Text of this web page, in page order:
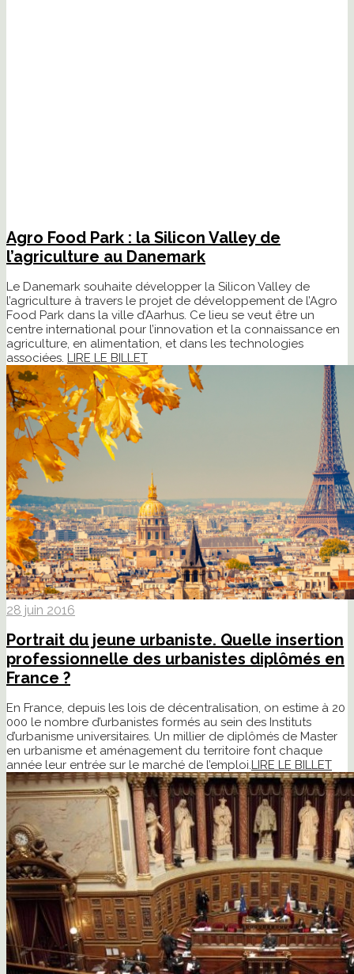
Agro Food Park : la Silicon Valley de
l’agriculture au Danemark
Le Danemark souhaite développer la Silicon Valley de
l’agriculture à travers le projet de développement de l’Agro
Food Park dans la ville d’Aarhus. Ce lieu se veut être un
centre international pour l’innovation et la connaissance en
agriculture, en alimentation, et dans les technologies
associées. LIRE LE BILLET
28 juin 2016
Portrait du jeune urbaniste. Quelle insertion
professionnelle des urbanistes diplômés en
France ?
En France, depuis les lois de décentralisation, on estime à 20
000 le nombre d’urbanistes formés au sein des Instituts
d’urbanisme universitaires. Un millier de diplômés de Master
en urbanisme et aménagement du territoire font chaque
année leur entrée sur le marché de l’emploi.LIRE LE BILLET